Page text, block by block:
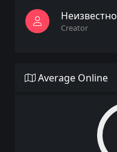
Неизвестно
Creator
Average Online